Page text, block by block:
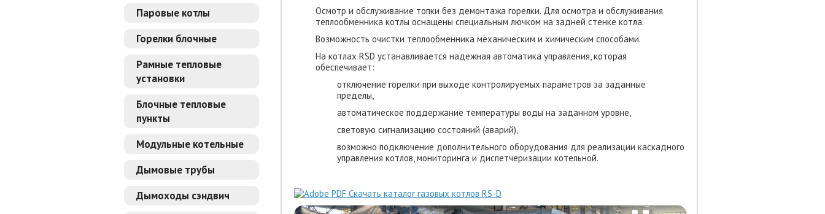
Паровые котлы
Горелки блочные
Рамные тепловые
установки
Блочные тепловые
пункты
Модульные котельные
Дымовые трубы
Дымоходы сэндвич
Осмотр и обслуживание топки без демонтажа горелки. Для осмотра и обслуживания
теплообменника котлы оснащены специальным лючком на задней стенке котла.
Возможность очистки теплообменника механическим и химическим способами.
На котлах RSD устанавливается надежная автоматика управления, которая
обеспечивает:
отключение горелки при выходе контролируемых параметров за заданные
пределы,
автоматическое поддержание температуры воды на заданном уровне,
световую сигнализацию состояний (аварий),
возможно подключение дополнительного оборудования для реализации каскадного
управления котлов, мониторинга и диспетчеризации котельной.
Скачать каталог газовых котлов RS-D